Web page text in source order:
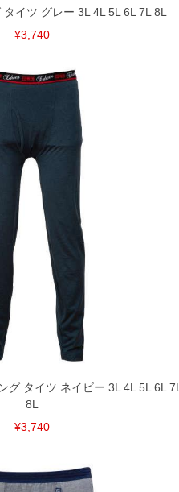
イツ グレー 3L 4L 5L 6L 7L 8L
¥3,740
グ タイツ ネイビー 3L 4L 5L 6L 7L
8L
¥3,740